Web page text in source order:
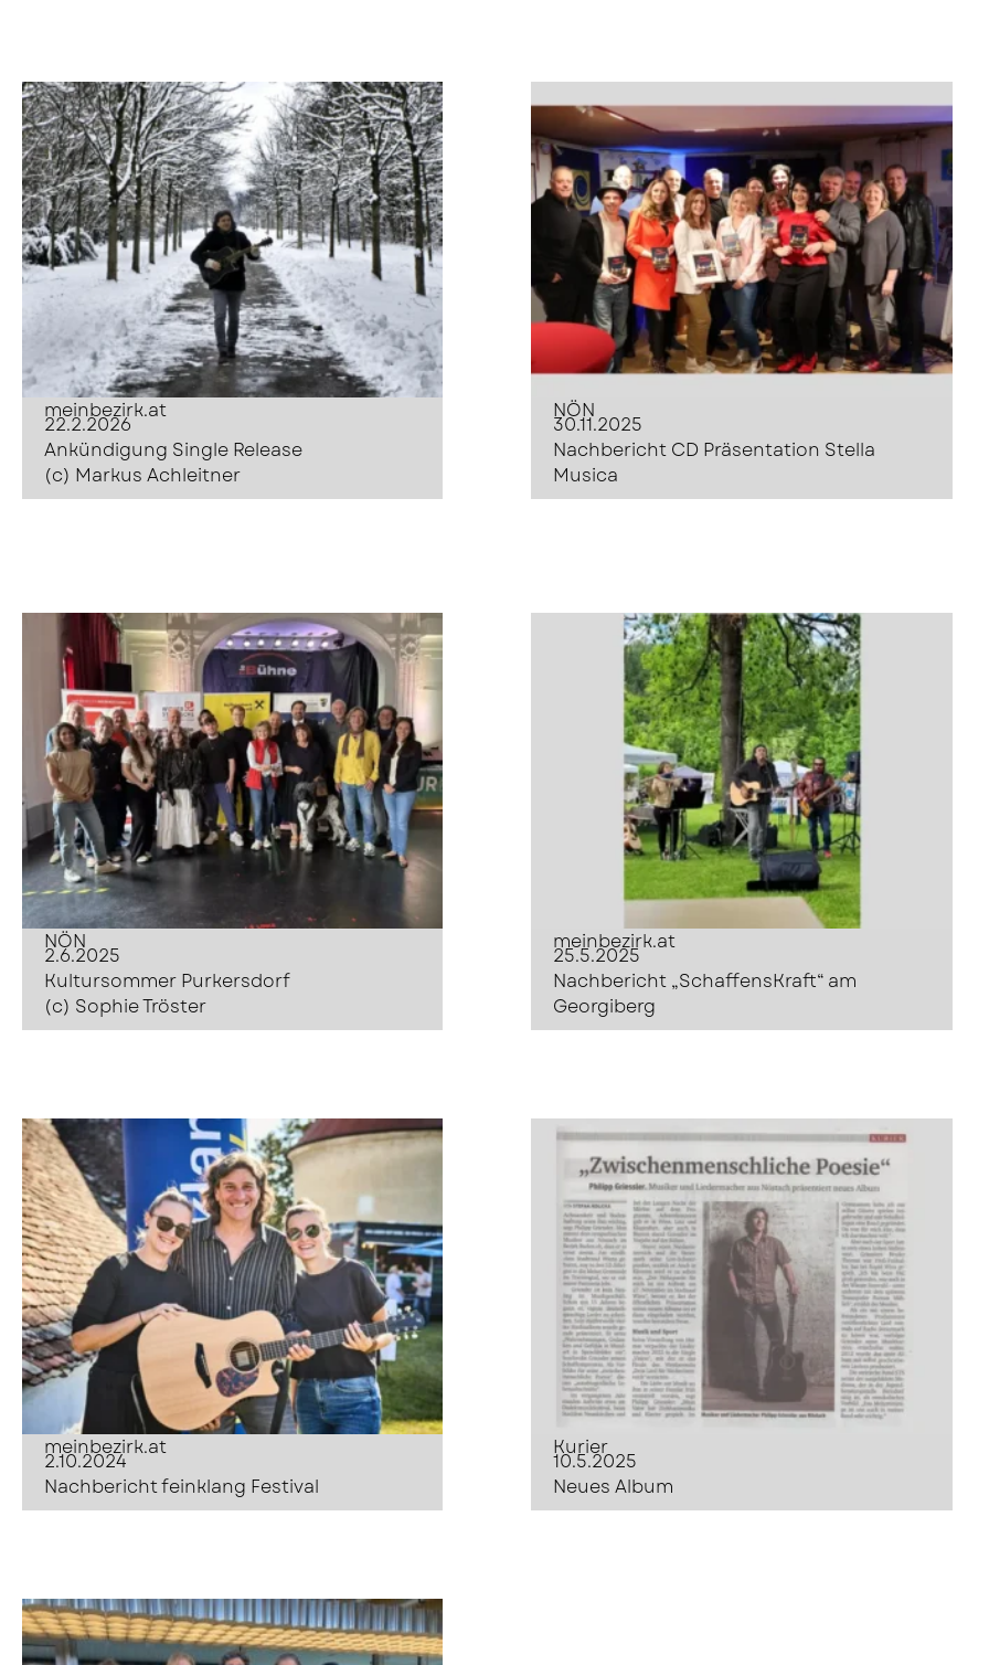
meinbezirk.at
22.2.2026
Ankündigung Single Release
(c) Markus Achleitner
NÖN
30.11.2025
Nachbericht CD Präsentation Stella
Musica
NÖN
2.6.2025
Kultursommer Purkersdorf
(c) Sophie Tröster
meinbezirk.at
25.5.2025
Nachbericht „SchaffensKraft“ am
Georgiberg
meinbezirk.at
2.10.2024
Nachbericht feinklang Festival
Kurier
10.5.2025
Neues Album